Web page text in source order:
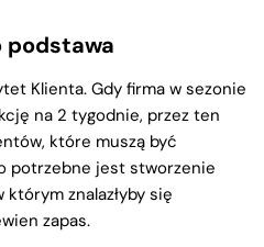
podstawa
Klienta. Gdy firma w sezonie
na 2 tygodnie, przez ten
które muszą być
potrzebne jest stworzenie
znalazłyby się
zapas.